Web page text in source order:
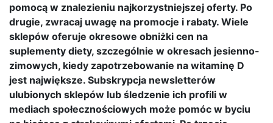
pomocą w znalezieniu najkorzystniejszej oferty. Po
drugie, zwracaj uwagę na promocje i rabaty. Wiele
sklepów oferuje okresowe obniżki cen na
suplementy diety, szczególnie w okresach jesienno-
zimowych, kiedy zapotrzebowanie na witaminę D
jest największe. Subskrypcja newsletterów
ulubionych sklepów lub śledzenie ich profili w
mediach społecznościowych może pomóc w byciu